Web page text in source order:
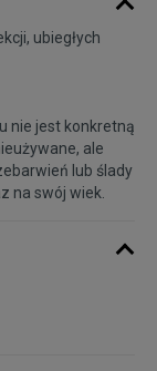
ubiegłych
nie jest konkretną
ale
lub ślady
na swój wiek.